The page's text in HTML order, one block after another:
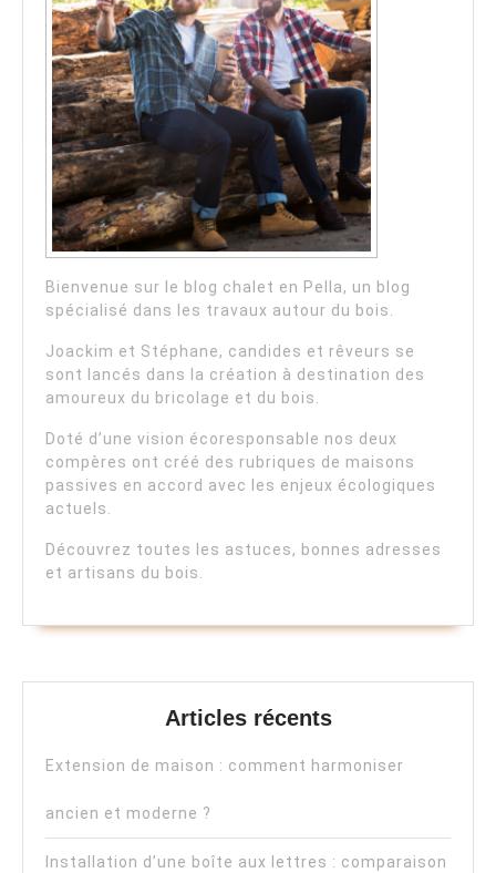
Bienvenue sur le blog chalet en Pella, un blog
spécialisé dans les travaux autour du bois.
Joackim et Stéphane, candides et rêveurs se
sont lancés dans la création à destination des
amoureux du bricolage et du bois.
Doté d’une vision écoresponsable nos deux
compères ont créé des rubriques de maisons
passives en accord avec les enjeux écologiques
actuels.
Découvrez toutes les astuces, bonnes adresses
et artisans du bois.
Articles récents
Extension de maison : comment harmoniser
ancien et moderne ?
Installation d’une boîte aux lettres : comparaison